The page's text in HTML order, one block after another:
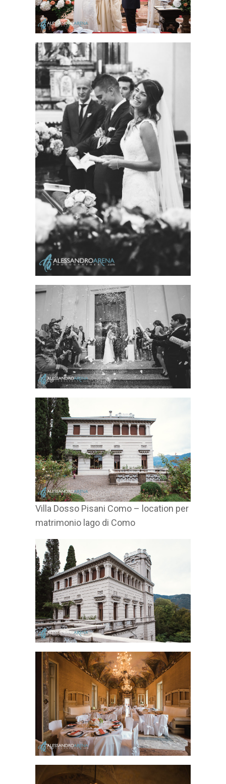
Villa Dosso Pisani Como – location per
matrimonio lago di Como